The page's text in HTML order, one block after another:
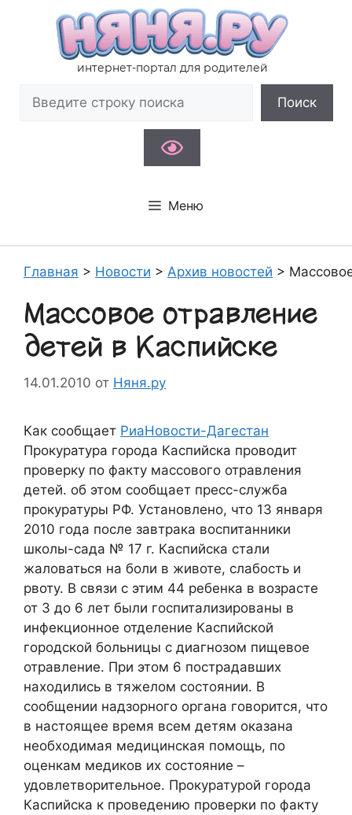
содержимому
интернет-портал для родителей
Поиск
Меню
Главная > Новости > Архив новостей >
Массовое отравление
детей в Каспийске
14.01.2010 от Няня.ру
Как сообщает РиаНовости-Дагестан
Прокуратура города Каспийска проводит
проверку по факту массового отравления
детей. об этом сообщает пресс-служба
прокуратуры РФ. Установлено, что 13 января
2010 года после завтрака воспитанники
школы-сада № 17 г. Каспийска стали
жаловаться на боли в животе, слабость и
рвоту. В связи с этим 44 ребенка в возрасте
от 3 до 6 лет были госпитализированы в
инфекционное отделение Каспийской
городской больницы с диагнозом пищевое
отравление. При этом 6 пострадавших
находились в тяжелом состоянии. В
сообщении надзорного органа говорится, что
в настоящее время всем детям оказана
необходимая медицинская помощь, по
оценкам медиков их состояние –
удовлетворительное. Прокуратурой города
Каспийска к проведению проверки по факту